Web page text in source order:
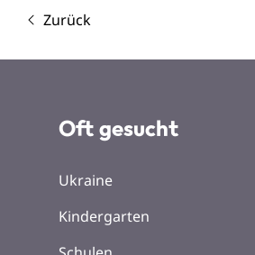
Zurück
Oft gesucht
Ukraine
Kindergarten